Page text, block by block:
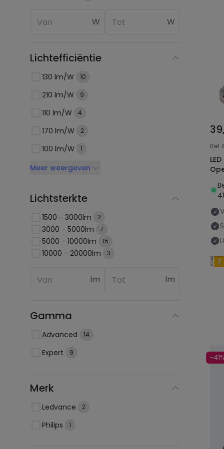
W W
Lichtefficiëntie
130 lm/W 10
210 lm/W 9
110 lm/W 4
170 lm/W 2
100 lm/W 1
Meer weergeven
Lichtsterkte
1500 - 3000lm 2
3000 - 5000lm 7
5000 - 10000lm 15
10000 - 20000lm 3
lm lm
Gamma
Advanced 14
Expert 9
Merk
Ledvance 2
Philips 1
Ref
-41%